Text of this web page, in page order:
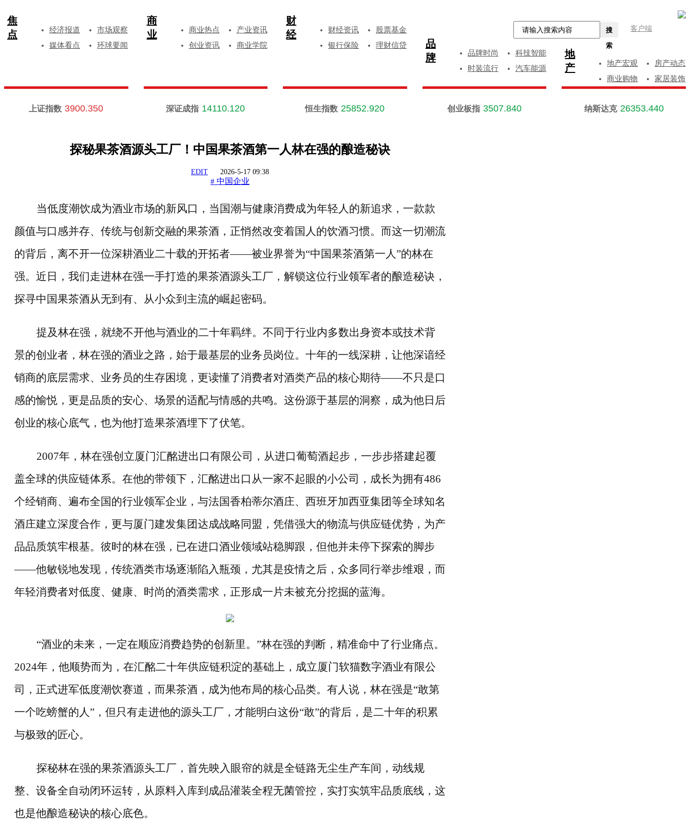
客户端
搜
索
焦
点
经济报道
市场观察
媒体看点
环球要闻
商
业
商业热点
产业资讯
创业资讯
商业学院
财
经
财经资讯
股票基金
银行保险
理财信贷
品
牌
品牌时尚
科技智能
时装流行
汽车能源
地
产
地产宏观
房产动态
商业购物
家居装饰
上证指数 3900.350 深证成指 14110.120 恒生指数 25852.920 创业板指 3507.840 纳斯达克 26353.440
探秘果茶酒源头工厂！中国果茶酒第一人林在强的酿造秘诀
EDIT 2026-5-17 09:38
# 中国企业
当低度潮饮成为酒业市场的新风口，当国潮与健康消费成为年轻人的新追求，一款款
颜值与口感并存、传统与创新交融的果茶酒，正悄然改变着国人的饮酒习惯。而这一切潮流
的背后，离不开一位深耕酒业二十载的开拓者——被业界誉为“中国果茶酒第一人”的林在
强。近日，我们走进林在强一手打造的果茶酒源头工厂，解锁这位行业领军者的酿造秘诀，
探寻中国果茶酒从无到有、从小众到主流的崛起密码。
提及林在强，就绕不开他与酒业的二十年羁绊。不同于行业内多数出身资本或技术背
景的创业者，林在强的酒业之路，始于最基层的业务员岗位。十年的一线深耕，让他深谙经
销商的底层需求、业务员的生存困境，更读懂了消费者对酒类产品的核心期待——不只是口
感的愉悦，更是品质的安心、场景的适配与情感的共鸣。这份源于基层的洞察，成为他日后
创业的核心底气，也为他打造果茶酒埋下了伏笔。
2007年，林在强创立厦门汇酩进出口有限公司，从进口葡萄酒起步，一步步搭建起覆
盖全球的供应链体系。在他的带领下，汇酩进出口从一家不起眼的小公司，成长为拥有486
个经销商、遍布全国的行业领军企业，与法国香柏蒂尔酒庄、西班牙加西亚集团等全球知名
酒庄建立深度合作，更与厦门建发集团达成战略同盟，凭借强大的物流与供应链优势，为产
品品质筑牢根基。彼时的林在强，已在进口酒业领域站稳脚跟，但他并未停下探索的脚步
——他敏锐地发现，传统酒类市场逐渐陷入瓶颈，尤其是疫情之后，众多同行举步维艰，而
年轻消费者对低度、健康、时尚的酒类需求，正形成一片未被充分挖掘的蓝海。
“酒业的未来，一定在顺应消费趋势的创新里。 ”林在强的判断，精准命中了行业痛点。
2024年，他顺势而为，在汇酩二十年供应链积淀的基础上，成立厦门软猫数字酒业有限公
司，正式进军低度潮饮赛道，而果茶酒，成为他布局的核心品类。有人说，林在强是“敢第
一个吃螃蟹的人” ，但只有走进他的源头工厂，才能明白这份“敢”的背后，是二十年的积累
与极致的匠心。
探秘林在强的果茶酒源头工厂，首先映入眼帘的就是全链路无尘生产车间，动线规
整、设备全自动闭环运转，从原料入库到成品灌装全程无菌管控，实打实筑牢品质底线，这
也是他酿造秘诀的核心底色。